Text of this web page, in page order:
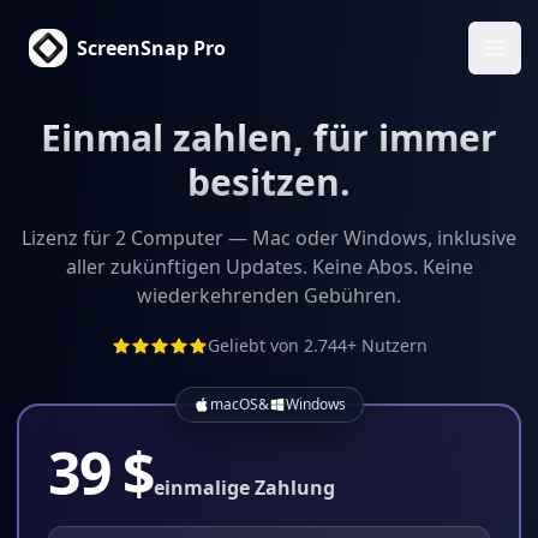
ScreenSnap Pro
Einmal zahlen, für immer
besitzen.
Lizenz für 2 Computer — Mac oder Windows, inklusive
aller zukünftigen Updates. Keine Abos. Keine
wiederkehrenden Gebühren.
Geliebt von 2.744+ Nutzern
macOS& Windows
39 $einmalige Zahlung